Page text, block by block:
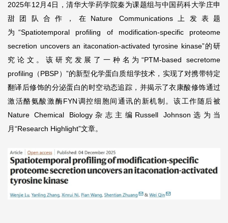
2025年12月4日，清华大学药学院秦为课题组与中国药科大学庄申
甜团队合作，在Nature Communications上发表题
为“Spatiotemporal profiling of modification-specific proteome
secretion uncovers an itaconation-activated tyrosine kinase”的研
究论文。该研究发展了一种名为“PTM-based secretome
profiling（PBSP）”的新型化学蛋白质组学技术，实现了对携带特定
翻译后修饰的分泌蛋白的时空动态追踪，并揭示了衣康酸修饰通过
激活酪氨酸激酶FYN调控细胞间通讯的新机制。该工作随后被
Nature Chemical Biology杂志主编Russell Johnson选为当
月“Research Highlight”文章。